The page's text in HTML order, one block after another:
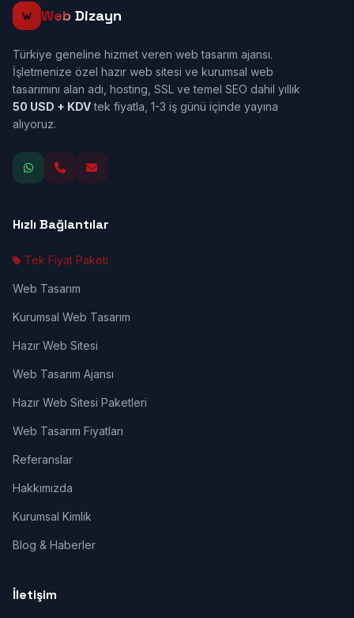
Web Dizayn
Türkiye geneline hizmet veren web tasarım ajansı.
İşletmenize özel hazır web sitesi ve kurumsal web
tasarımını alan adı, hosting, SSL ve temel SEO dahil yıllık
50 USD + KDVtek fiyatla, 1-3 iş günü içinde yayına
alıyoruz.
Hızlı Bağlantılar
Tek Fiyat Paketi
Web Tasarım
Kurumsal Web Tasarım
Hazır Web Sitesi
Web Tasarım Ajansı
Hazır Web Sitesi Paketleri
Web Tasarım Fiyatları
Referanslar
Hakkımızda
Kurumsal Kimlik
Blog & Haberler
İletişim